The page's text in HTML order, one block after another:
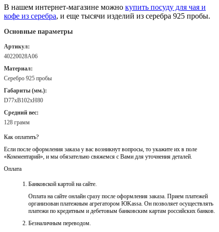
В нашем интернет-магазине можно купить посуду для чая и
кофе из серебра, и еще тысячи изделий из серебра 925 пробы.
Основные параметры
Артикул:
40220028А06
Материал:
Серебро 925 пробы
Габариты (мм.):
D77хB102хH80
Средний вес:
128 грамм
Как оплатить?
Если после оформления заказа у вас возникнут вопросы, то укажите их в поле
«Комментарий», и мы обязательно свяжемся с Вами для уточнения деталей.
Оплата
Банковской картой на сайте.
Оплата на сайте онлайн сразу после оформления заказа. Прием платежей
организован платежным агрегатором ЮKassa. Он позволяет осуществлять
платежи по кредитным и дебетовым банковским картам российских банков.
Безналичным переводом.